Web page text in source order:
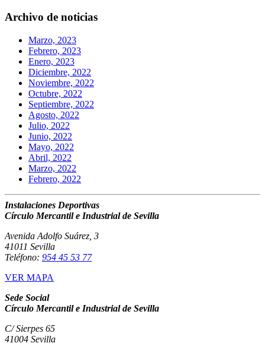
Archivo de noticias
Marzo, 2023
Febrero, 2023
Enero, 2023
Diciembre, 2022
Noviembre, 2022
Octubre, 2022
Septiembre, 2022
Agosto, 2022
Julio, 2022
Junio, 2022
Mayo, 2022
Abril, 2022
Marzo, 2022
Febrero, 2022
Instalaciones Deportivas
Círculo Mercantil e Industrial de Sevilla
Avenida Adolfo Suárez, 3
41011 Sevilla
Teléfono: 954 45 53 77
VER MAPA
Sede Social
Círculo Mercantil e Industrial de Sevilla
C/ Sierpes 65
41004 Sevilla